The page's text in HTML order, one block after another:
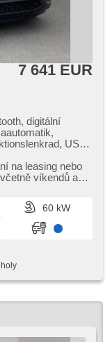
7 641 EUR
digitální
USB,
(ASR),
na leasing nebo
víkendů a
60 kW